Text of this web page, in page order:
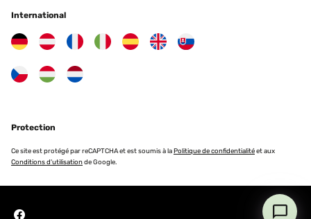
International
Protection
Ce site est protégé par reCAPTCHA et est soumis à laPolitique de confidentialitéet aux
Conditions d'utilisationde Google.